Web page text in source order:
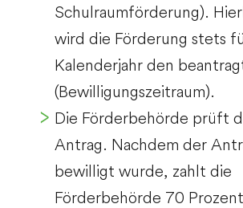
Schulraumförderung).
wird die Förderung stets
Kalenderjahr den
(Bewilligungszeitraum).
Die Förderbehörde prüft
Antrag. Nachdem der
bewilligt wurde, zahlt die
Förderbehörde 70